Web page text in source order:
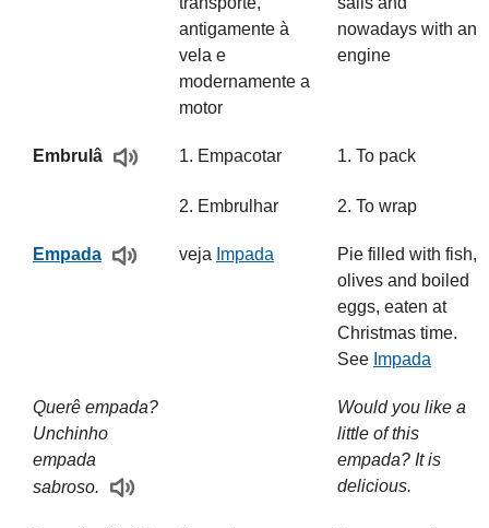
antigamente à
vela e
modernamente a
motor
nowadays with an
engine
Embrulâ 1. Empacotar 1. To pack
2. Embrulhar 2. To wrap
Empada veja Impada
Pie filled with fish,
olives and boiled
eggs, eaten at
Christmas time.
See Impada
Querê empada?
Unchinho
empada
sabroso.
Would you like a
little of this
empada? It is
delicious.